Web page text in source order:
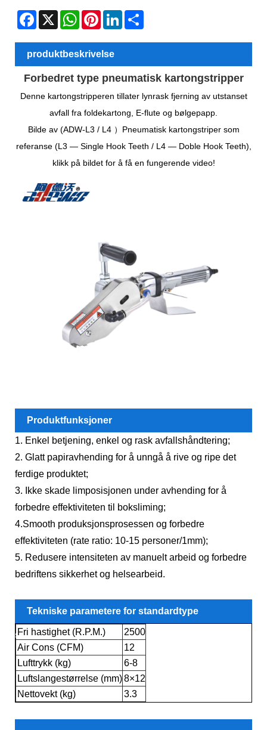
Facebook
X WhatsAppPinterestLinkedIn
produktbeskrivelse
Forbedret type pneumatisk kartongstripper
Denne kartongstripperen tillater lynrask fjerning av utstanset
avfall fra foldekartong, E-flute og bølgepapp.
Bilde av (ADW-L3 / L4 ）Pneumatisk kartongstriper som
referanse (L3 — Single Hook Teeth / L4 — Doble Hook Teeth),
klikk på bildet for å få en fungerende video!
Produktfunksjoner
1. Enkel betjening, enkel og rask avfallshåndtering;
2. Glatt papiravhending for å unngå å rive og ripe det
ferdige produktet;
3. Ikke skade limposisjonen under avhending for å
forbedre effektiviteten til boksliming;
4.Smooth produksjonsprosessen og forbedre
effektiviteten (rate ratio: 10-15 personer/1mm);
5. Redusere intensiteten av manuelt arbeid og forbedre
bedriftens sikkerhet og helsearbeid.
Tekniske parametere for standardtype
stanseavfallsfjerner
Fri hastighet (R.P.M.)
2500
Air Cons (CFM)
12
Lufttrykk (kg)
6-8
Luftslangestørrelse (mm)8×12
Nettovekt (kg)
3.3